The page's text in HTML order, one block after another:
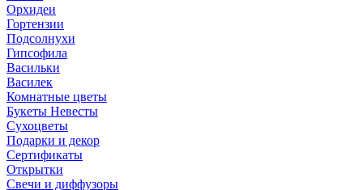
Орхидеи
Гортензии
Подсолнухи
Гипсофила
Васильки
Василек
Комнатные цветы
Букеты Невесты
Сухоцветы
Подарки и декор
Сертификаты
Открытки
Свечи и диффузоры